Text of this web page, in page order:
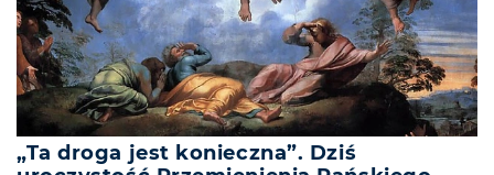
„Ta droga jest konieczna”. Dziś